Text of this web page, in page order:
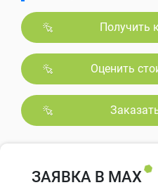
Получить
Оценить
ЗАЯВКА В MAX